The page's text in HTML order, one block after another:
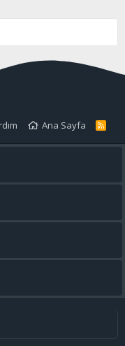
Ana Sayfa
R
S